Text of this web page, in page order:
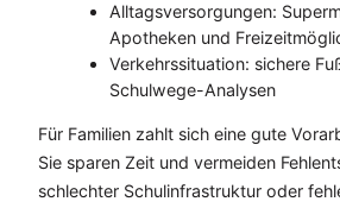
Alltagsversorgungen:
Apotheken und
Verkehrssituation: sichere
Schulwege-Analysen
Für Familien zahlt sich eine gute
Sie sparen Zeit und vermeiden
schlechter Schulinfrastruktur oder